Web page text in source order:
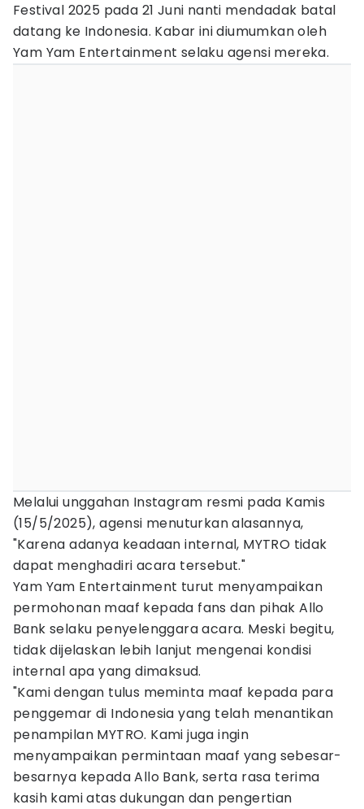
Festival 2025 pada 21 Juni nanti mendadak batal
datang ke Indonesia. Kabar ini diumumkan oleh
Yam Yam Entertainment selaku agensi mereka.
Melalui unggahan Instagram resmi pada Kamis
(15/5/2025), agensi menuturkan alasannya,
"Karena adanya keadaan internal, MYTRO tidak
dapat menghadiri acara tersebut."
Yam Yam Entertainment turut menyampaikan
permohonan maaf kepada fans dan pihak Allo
Bank selaku penyelenggara acara. Meski begitu,
tidak dijelaskan lebih lanjut mengenai kondisi
internal apa yang dimaksud.
"Kami dengan tulus meminta maaf kepada para
penggemar di Indonesia yang telah menantikan
penampilan MYTRO. Kami juga ingin
menyampaikan permintaan maaf yang sebesar-
besarnya kepada Allo Bank, serta rasa terima
kasih kami atas dukungan dan pengertian